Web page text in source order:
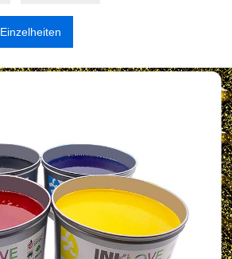
Einzelheiten